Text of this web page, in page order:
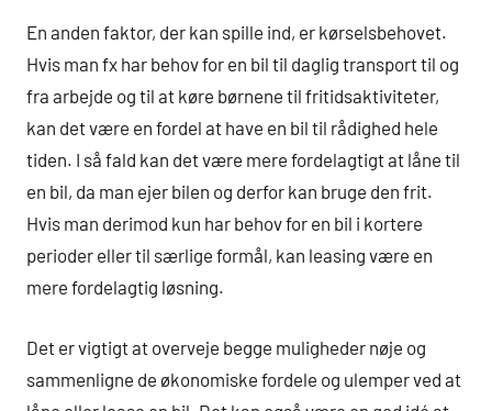
En anden faktor, der kan spille ind, er kørselsbehovet.
Hvis man fx har behov for en bil til daglig transport til og
fra arbejde og til at køre børnene til fritidsaktiviteter,
kan det være en fordel at have en bil til rådighed hele
tiden. I så fald kan det være mere fordelagtigt at låne til
en bil, da man ejer bilen og derfor kan bruge den frit.
Hvis man derimod kun har behov for en bil i kortere
perioder eller til særlige formål, kan leasing være en
mere fordelagtig løsning.
Det er vigtigt at overveje begge muligheder nøje og
sammenligne de økonomiske fordele og ulemper ved at